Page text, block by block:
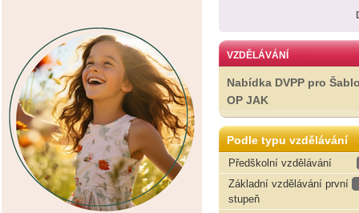
VZDĚLÁVÁNÍ
Nabídka DVPP pro
OP JAK
Podle typu vzdělávání
Předškolní vzdělávání
Základní vzdělávání první
stupeň